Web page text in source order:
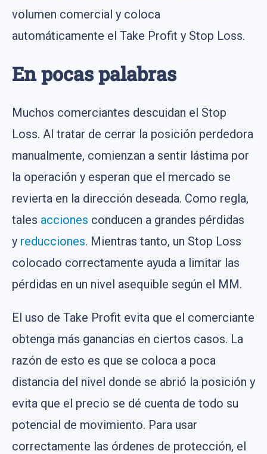
volumen comercial y coloca
automáticamente el Take Profit y Stop Loss.
En pocas palabras
Muchos comerciantes descuidan el Stop
Loss. Al tratar de cerrar la posición perdedora
manualmente, comienzan a sentir lástima por
la operación y esperan que el mercado se
revierta en la dirección deseada. Como regla,
tales acciones conducen a grandes pérdidas
y reducciones. Mientras tanto, un Stop Loss
colocado correctamente ayuda a limitar las
pérdidas en un nivel asequible según el MM.
El uso de Take Profit evita que el comerciante
obtenga más ganancias en ciertos casos. La
razón de esto es que se coloca a poca
distancia del nivel donde se abrió la posición y
evita que el precio se dé cuenta de todo su
potencial de movimiento. Para usar
correctamente las órdenes de protección, el